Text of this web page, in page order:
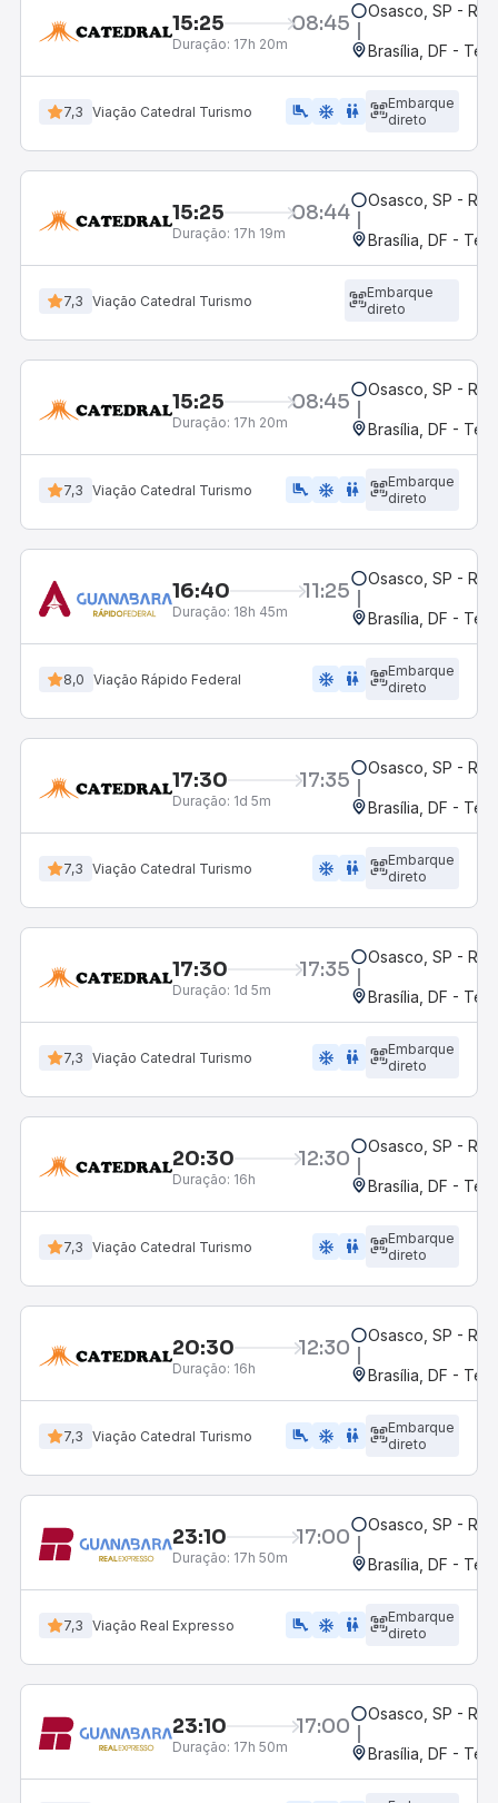
15:25 08:45
Duração: 17h 20m
Osasco, SP -
Brasília, DF -
7,3 Viação Catedral Turismo airline_seat_legroom_extra ac_unit wc
Embarque
direto
15:25 08:44
Duração: 17h 19m
Osasco, SP -
Brasília, DF -
7,3 Viação Catedral Turismo
Embarque
direto
15:25 08:45
Duração: 17h 20m
Osasco, SP -
Brasília, DF -
7,3 Viação Catedral Turismo airline_seat_legroom_extra ac_unit wc
Embarque
direto
16:40 11:25
Duração: 18h 45m
Osasco, SP -
Brasília, DF -
8,0 Viação Rápido Federal ac_unit wc
Embarque
direto
17:30 17:35
Duração: 1d 5m
Osasco, SP -
Brasília, DF -
7,3 Viação Catedral Turismo ac_unit wc
Embarque
direto
17:30 17:35
Duração: 1d 5m
Osasco, SP -
Brasília, DF -
7,3 Viação Catedral Turismo ac_unit wc
Embarque
direto
20:30 12:30
Duração: 16h
Osasco, SP -
Brasília, DF -
7,3 Viação Catedral Turismo ac_unit wc
Embarque
direto
20:30 12:30
Duração: 16h
Osasco, SP -
Brasília, DF -
7,3 Viação Catedral Turismo airline_seat_legroom_extra ac_unit wc
Embarque
direto
23:10 17:00
Duração: 17h 50m
Osasco, SP -
Brasília, DF -
7,3 Viação Real Expresso airline_seat_legroom_extra ac_unit WC
Embarque
direto
23:10 17:00
Duração: 17h 50m
Osasco, SP -
Brasília, DF -